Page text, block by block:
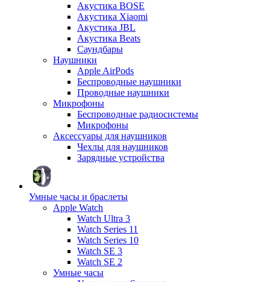
Акустика BOSE
Акустика Xiaomi
Акустика JBL
Акустика Beats
Саундбары
Наушники
Apple AirPods
Беспроводные наушники
Проводные наушники
Микрофоны
Беспроводные радиосистемы
Микрофоны
Аксессуары для наушников
Чехлы для наушников
Зарядные устройства
Умные часы и браслеты
Apple Watch
Watch Ultra 3
Watch Series 11
Watch Series 10
Watch SE 3
Watch SE 2
Умные часы